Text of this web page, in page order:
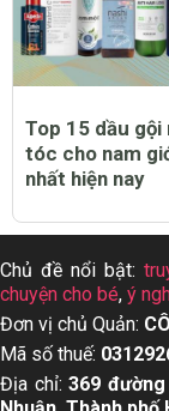
Top 15 dầu gội
tóc cho nam
nhất hiện nay
Chủ đề nổi bật:
chuyện cho bé, ý
Đơn vị chủ Quản:
Mã số thuế:
Địa chỉ:369